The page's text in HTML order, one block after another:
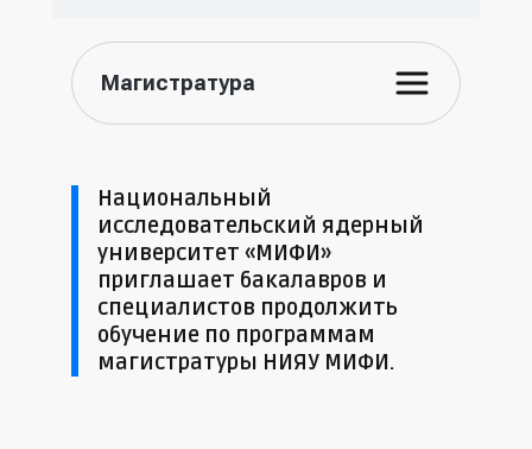
Национальный
исследовательский ядерный
университет «МИФИ»
приглашает бакалавров и
специалистов продолжить
обучение по программам
магистратуры НИЯУ МИФИ.
Магистратура